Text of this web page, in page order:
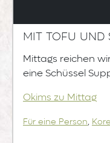
Mit Tofu und
Mittags reichen
eine Schüssel
Okims zu Mittag
Für eine Person